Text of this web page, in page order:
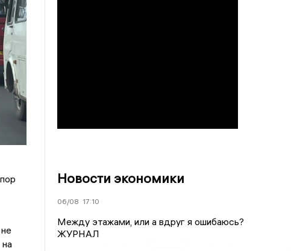
Новости экономики
06/08 17:10
Между этажами, или а вдруг я ошибаюсь?
ЖУРНАЛ